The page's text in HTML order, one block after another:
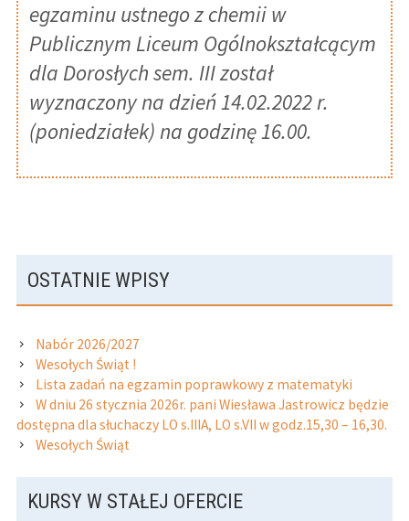
egzaminu ustnego z chemii w
Publicznym Liceum Ogólnokształcącym
dla Dorosłych sem. III został
wyznaczony na dzień 14.02.2022 r.
(poniedziałek) na godzinę 16.00.
GŁÓWNY
PANEL
BOCZNY
OSTATNIE WPISY
Nabór 2026/2027
Wesołych Świąt !
Lista zadań na egzamin poprawkowy z matematyki
W dniu 26 stycznia 2026r. pani Wiesława Jastrowicz będzie
dostępna dla słuchaczy LO s.IIIA, LO s.VII w godz.15,30 – 16,30.
Wesołych Świąt
KURSY W STAŁEJ OFERCIE